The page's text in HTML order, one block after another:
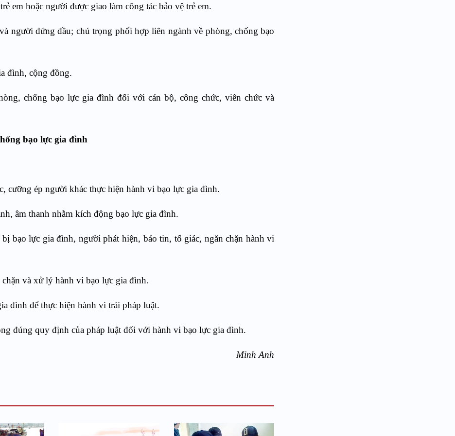
em hoặc người được giao làm công tác bảo vệ trẻ em.
người đứng đầu; chú trọng phối hợp liên ngành về phòng, chống bạo
đình, cộng đồng.
chống bạo lực gia đình đối với cán bộ, công chức, viên chức và
bạo lực gia đình
ép người khác thực hiện hành vi bạo lực gia đình.
âm thanh nhằm kích động bạo lực gia đình.
bạo lực gia đình, người phát hiện, báo tin, tố giác, ngăn chặn hành vi
và xử lý hành vi bạo lực gia đình.
đình để thực hiện hành vi trái pháp luật.
đúng quy định của pháp luật đối với hành vi bạo lực gia đình.
Minh Anh